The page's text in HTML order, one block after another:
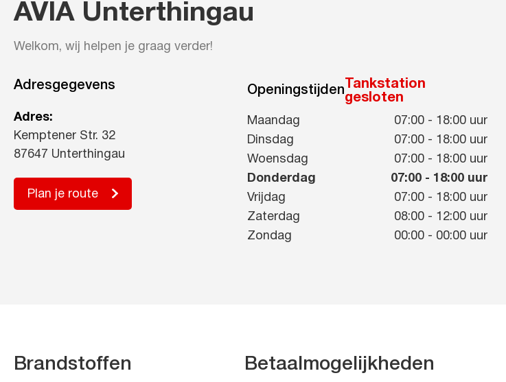
AVIA Unterthingau
Welkom, wij helpen je graag verder!
Adresgegevens
Adres:
Kemptener Str. 32
87647 Unterthingau
Plan je route
Openingstijden
Tankstation
gesloten
Maandag 07:00 - 18:00 uur
Dinsdag
07:00 - 18:00 uur
Woensdag
07:00 - 18:00 uur
Donderdag
07:00 - 18:00 uur
Vrijdag
07:00 - 18:00 uur
Zaterdag
08:00 - 12:00 uur
Zondag
00:00 - 00:00 uur
Brandstoffen Betaalmogelijkheden